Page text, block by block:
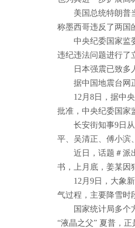
美国总统特朗普当
称墨西哥违反了两国
中央纪委国家监委
违纪违法问题进行了
日本强震已致多人
据中国地震台网正
12月8日，据中央
批准，中央纪委国家
长安街知事9日从
平、吴清正、傅小滨
近日，话题＃派出
书，上月底，姜某因
12月9日，大象新
气过程，主要降雪时
国家统计局多个方
“液晶之父” 夏普，正